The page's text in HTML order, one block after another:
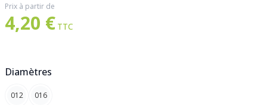
Prix à partir de
4,20 €
Diamètres
012 016